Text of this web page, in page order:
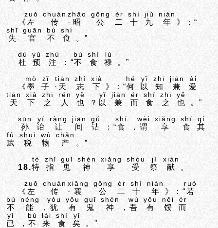
《 左
zuǒ
传
chuán
· 昭
zhāo
公
gōng
二
èr
十
shí
九
jiǔ
年
nián
》：“
失
shī
官
guān
不
bú
食
shí
。”
杜
dù
预
yù
注
zhù
：“不
bú
食
shí
禄
lù
。”
《墨
mò
子
zǐ
· 天
tiān
志
zhì
下
xià
》：“何
hé
以
yǐ
知
zhī
兼
jiān
爱
ài
天
tiān
下
xià
之
zhī
人
rén
也
yě
？ 以
yǐ
兼
jiān
而
ér
食
shí
之
zhī
也
yě
。”
孙
sūn
诒
yí
让
ràng
间
jiān
诂
gǔ
：“食
shí
， 谓
wèi
享
xiǎng
食
shí
其
qí
赋
fù
税
shuì
物
wù
产
chǎn
。”
18.特
tè
指
zhǐ
鬼
guǐ
神
shén
享
xiǎng
受
shòu
祭
jì
献
xiàn
。
《 左
zuǒ
传
chuán
· 襄
xiāng
公
gōng
二
èr
十
shí
年
nián
》：“若
ruò
不
bú
能
néng
，犹
yóu
有
yǒu
鬼
guǐ
神
shén
，吾
wú
有
yǒu
馁
něi
而
ér
已
yǐ
，不
bú
来
lái
食
shí
矣
yǐ
。”